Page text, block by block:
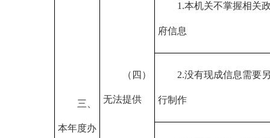
三、
本年度办
（四）
无法提供
1.本机关不掌握相关
府信息
2.没有现成信息需要
行制作